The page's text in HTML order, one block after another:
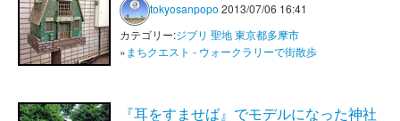
tokyosanpopo 2013/07/06 16:41
カテゴリー:ジブリ 聖地東京都多摩市
»まちクエスト - ウォークラリーで街散歩
『耳をすませば』でモデルになった神社